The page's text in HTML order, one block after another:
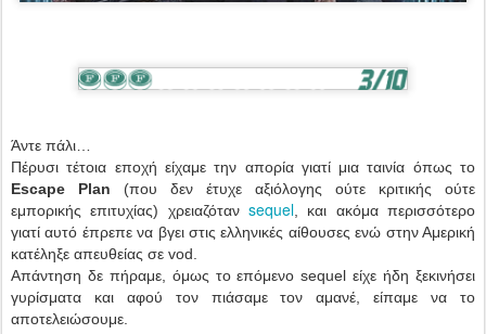
Άντε πάλι…
Πέρυσι τέτοια εποχή είχαμε την απορία γιατί μια ταινία όπως το
Escape Plan (που δεν έτυχε αξιόλογης ούτε κριτικής ούτε
εμπορικής επιτυχίας) χρειαζόταν sequel, και ακόμα περισσότερο
γιατί αυτό έπρεπε να βγει στις ελληνικές αίθουσες ενώ στην Αμερική
κατέληξε απευθείας σε vod.
Απάντηση δε πήραμε, όμως το επόμενο sequel είχε ήδη ξεκινήσει
γυρίσματα και αφού τον πιάσαμε τον αμανέ, είπαμε να το
αποτελειώσουμε.